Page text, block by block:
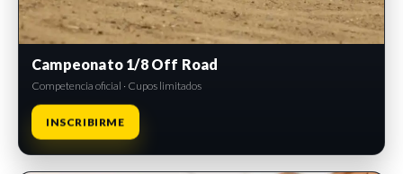
Campeonato 1/8 Off Road
Competencia oficial · Cupos limitados
INSCRIBIRME